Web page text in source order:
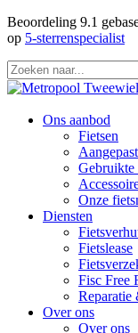
Beoordeling 9.1
op 5-sterrenspecialist
Ons aanbod
Fietsen
Gebruikte
Onze
Diensten
Fietslease
Fisc Free
Reparatie
Over ons
Over ons